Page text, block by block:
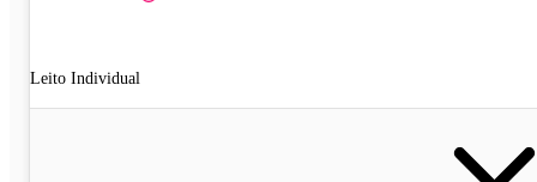
Leito Individual